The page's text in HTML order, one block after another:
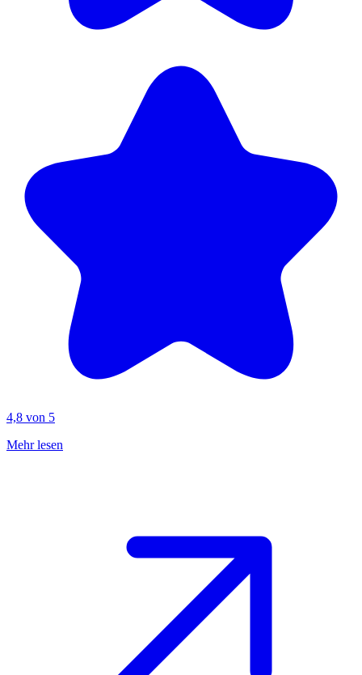
4,8 von 5
Mehr lesen